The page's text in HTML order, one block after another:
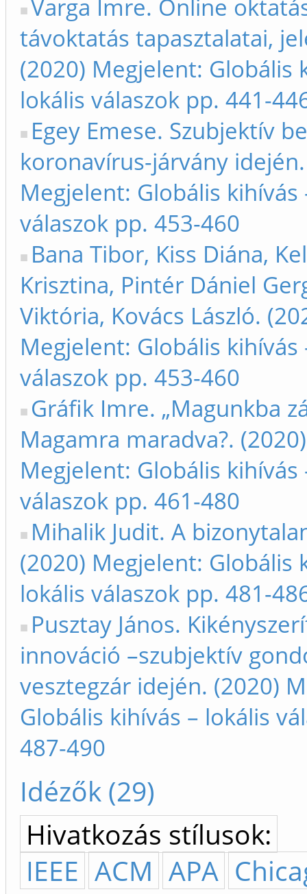
Varga Imre. Online
távoktatás tapasztalatai,
(2020) Megjelent: Globális
lokális válaszok pp. 441-
Egey Emese. Szubjektív
koronavírus-járvány
Megjelent: Globális kihívás
válaszok pp. 453-460
Bana Tibor, Kiss Diána,
Krisztina, Pintér Dániel
Viktória, Kovács László.
Megjelent: Globális kihívás
válaszok pp. 453-460
Gráfik Imre. „Magunkba
Magamra maradva?. (2020)
Megjelent: Globális kihívás
válaszok pp. 461-480
Mihalik Judit. A
(2020) Megjelent: Globális
lokális válaszok pp. 481-
Pusztay János.
innováció –szubjektív
vesztegzár idején. (2020)
Globális kihívás – lokális
487-490
Idézők (29)
Hivatkozás stílusok:
IEEE ACM APA